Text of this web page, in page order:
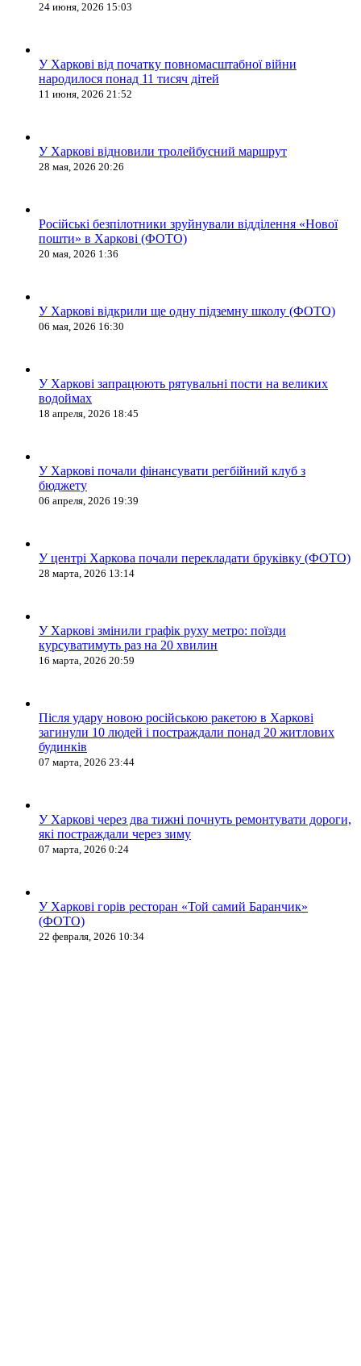
24 июня, 2026 15:03
У Харкові від початку повномасштабної війни
народилося понад 11 тисяч дітей
11 июня, 2026 21:52
У Харкові відновили тролейбусний маршрут
28 мая, 2026 20:26
Російські безпілотники зруйнували відділення «Нової
пошти» в Харкові (ФОТО)
20 мая, 2026 1:36
У Харкові відкрили ще одну підземну школу (ФОТО)
06 мая, 2026 16:30
У Харкові запрацюють рятувальні пости на великих
водоймах
18 апреля, 2026 18:45
У Харкові почали фінансувати регбійний клуб з
бюджету
06 апреля, 2026 19:39
У центрі Харкова почали перекладати бруківку (ФОТО)
28 марта, 2026 13:14
У Харкові змінили графік руху метро: поїзди
курсуватимуть раз на 20 хвилин
16 марта, 2026 20:59
Після удару новою російською ракетою в Харкові
загинули 10 людей і постраждали понад 20 житлових
будинків
07 марта, 2026 23:44
У Харкові через два тижні почнуть ремонтувати дороги,
які постраждали через зиму
07 марта, 2026 0:24
У Харкові горів ресторан «Той самий Баранчик»
(ФОТО)
22 февраля, 2026 10:34